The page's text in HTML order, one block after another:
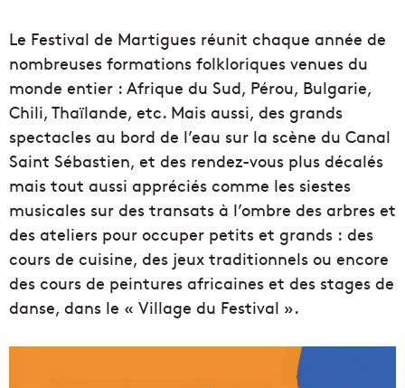
Le Festival de Martigues réunit chaque année de
nombreuses formations folkloriques venues du
monde entier : Afrique du Sud, Pérou, Bulgarie,
Chili, Thaïlande, etc. Mais aussi, des grands
spectacles au bord de l’eau sur la scène du Canal
Saint Sébastien, et des rendez-vous plus décalés
mais tout aussi appréciés comme les siestes
musicales sur des transats à l’ombre des arbres et
des ateliers pour occuper petits et grands : des
cours de cuisine, des jeux traditionnels ou encore
des cours de peintures africaines et des stages de
danse, dans le « Village du Festival ».